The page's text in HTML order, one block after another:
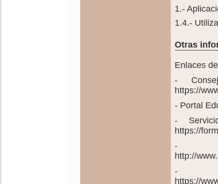
1.-
1.4.-
Otras
Enlaces
-
https://
- Portal
-
https://
-
http://
-
https://